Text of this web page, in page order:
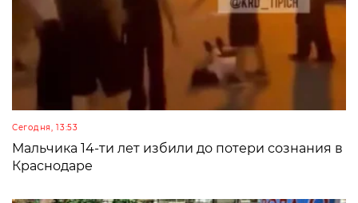
Сегодня, 13:53
Мальчика 14-ти лет избили до потери сознания в
Краснодаре